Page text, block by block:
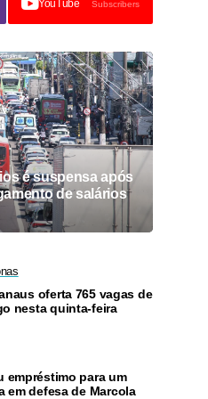
YouTube Subscribers
é suspensa após
de salários
oferta 765 vagas de
nesta quinta-feira
empréstimo para um
em defesa de Marcola